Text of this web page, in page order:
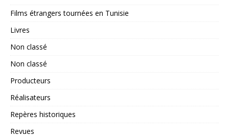
Films étrangers tournées en Tunisie
Livres
Non classé
Non classé
Producteurs
Réalisateurs
Repères historiques
Revues